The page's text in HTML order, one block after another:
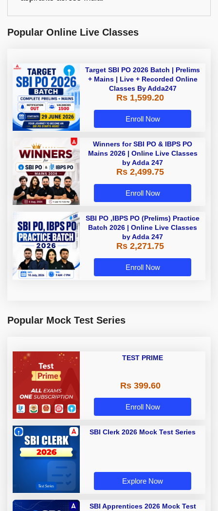
Popular Online Live Classes
Target SBI PO 2026 Batch | Prelims
+ Mains | Live + Recorded Online
Classes By Adda247
Rs 1,599.20
Enroll Now
Winners for SBI PO & IBPS PO
Mains 2026 | Online Live Classes
by Adda 247
Rs 2,499.75
Enroll Now
SBI PO ,IBPS PO (Prelims) Practice
Batch 2026 | Online Live Classes
by Adda 247
Rs 2,271.75
Enroll Now
Popular Mock Test Series
TEST PRIME
Rs 399.60
Enroll Now
SBI Clerk 2026 Mock Test Series
Explore Now
SBI Apprentices 2026 Mock Test